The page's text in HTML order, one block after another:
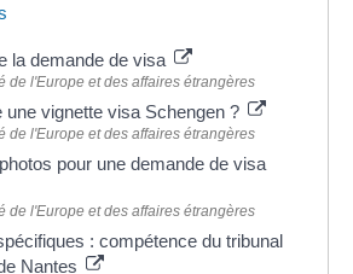
la demande de visa
de l'Europe et des affaires étrangères
une vignette visa Schengen ?
de l'Europe et des affaires étrangères
pour une demande de visa
de l'Europe et des affaires étrangères
: compétence du tribunal
Nantes